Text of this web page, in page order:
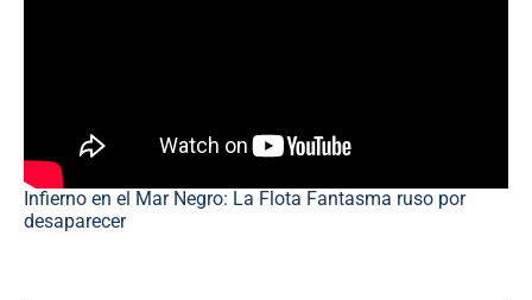
Infierno en el Mar Negro: La Flota Fantasma ruso por
desaparecer